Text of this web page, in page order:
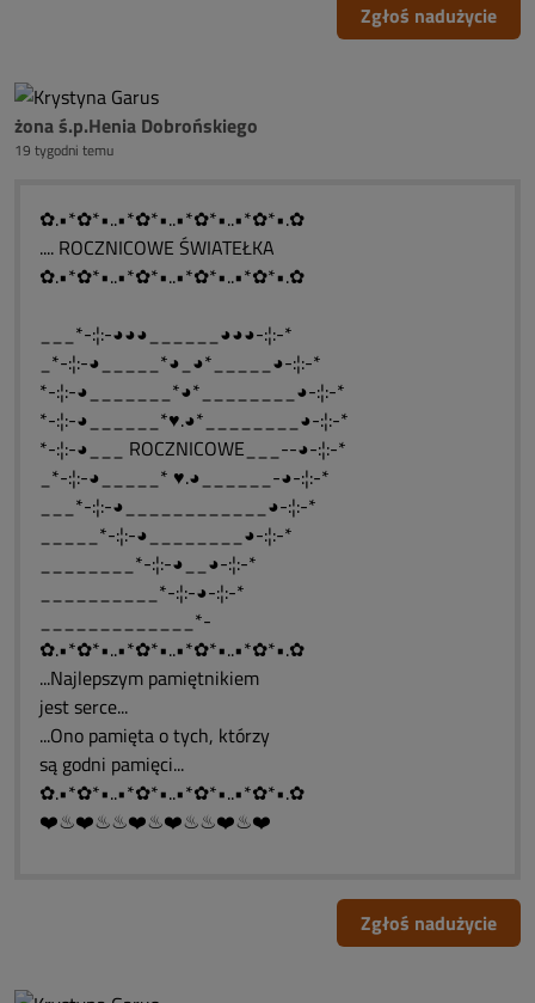
Zgłoś nadużycie
żona ś.p.Henia Dobrońskiego
19 tygodni temu
✿.•*✿*•..•*✿*•..•*✿*•..•*✿*•.✿
.... ROCZNICOWE ŚWIATEŁKA
✿.•*✿*•..•*✿*•..•*✿*•..•*✿*•.✿
___*-:¦:-◕◕◕______◕◕◕-:¦:-*
_*-:¦:-◕_____*◕_◕*_____◕-:¦:-*
*-:¦:-◕_______*◕*________◕-:¦:-*
*-:¦:-◕______*♥.◕*________◕-:¦:-*
*-:¦:-◕___ ROCZNICOWE___--◕-:¦:-*
_*-:¦:-◕_____* ♥.◕______-◕-:¦:-*
___*-:¦:-◕____________◕-:¦:-*
_____*-:¦:-◕________◕-:¦:-*
________*-:¦:-◕__◕-:¦:-*
__________*-:¦:-◕-:¦:-*
_____________*-
✿.•*✿*•..•*✿*•..•*✿*•..•*✿*•.✿
...Najlepszym pamiętnikiem
jest serce...
...Ono pamięta o tych, którzy
są godni pamięci...
✿.•*✿*•..•*✿*•..•*✿*•..•*✿*•.✿
❤️♨❤️♨♨❤️♨❤️♨♨❤️♨❤️
Zgłoś nadużycie